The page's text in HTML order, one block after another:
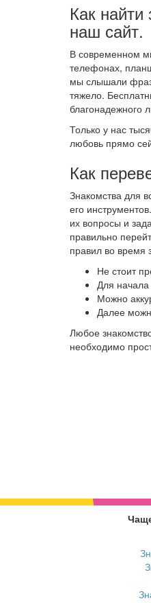
Как
наш сайт.
В современном
телефонах,
мы слышали
тяжело.
благонадежного
Только у нас
любовь прямо
Как
Знакомства для
его
их вопросы и
правильно
правил во время
Не стоит
Для начала
Можно
Далее
Любое
необходимо